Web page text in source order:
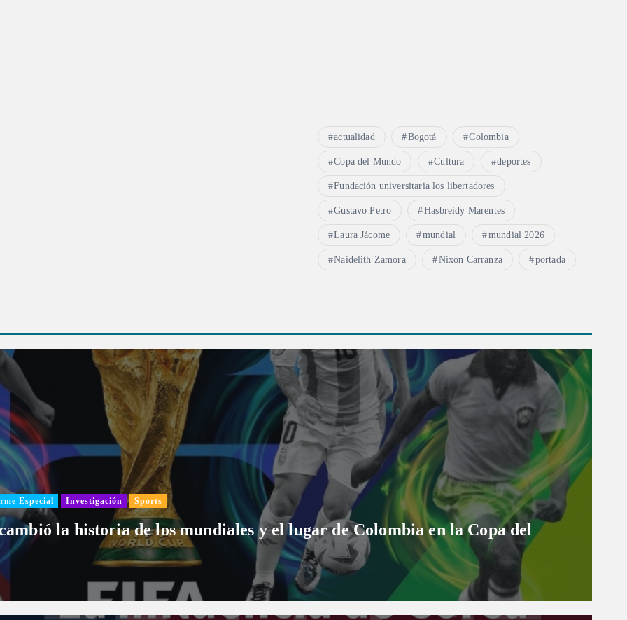
actualidad Bogotá Colombia
Copa del Mundo Cultura deportes
Fundación universitaria los libertadores
Gustavo Petro Hasbreidy Marentes
Laura Jácome mundial mundial 2026
Naidelith Zamora Nixon Carranza portada
Especial Investigación Sports
la historia de los mundiales y el lugar de Colombia en la Copa del